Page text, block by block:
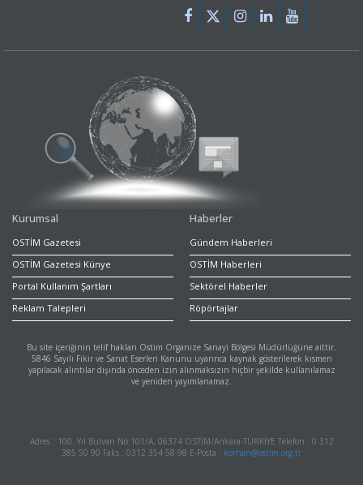
Kurumsal
OSTİM Gazetesi
OSTİM Gazetesi Künye
Portal Kullanım Şartları
Reklam Talepleri
Haberler
Gündem Haberleri
OSTİM Haberleri
Sektörel Haberler
Röpörtajlar
Bu site içeriğinin telif hakları Ostim Organize Sanayi Bölgesi Müdürlüğüne aittir.
5846 Sayılı Fikir ve Sanat Eserleri Kanunu uyarınca kaynak gösterilerek kısmen
yapılacak alıntılar dışında önceden izin alınmaksızın hiçbir şekilde kullanılamaz
ve yeniden yayımlanamaz.
Adres : 100. Yıl Bulvarı No:101/A, 06374 OSTİM/Ankara-TÜRKİYE Telefon : 0 312
385 50 90 Faks : 0312 354 58 98 E-Posta : korhan@ostim.org.tr